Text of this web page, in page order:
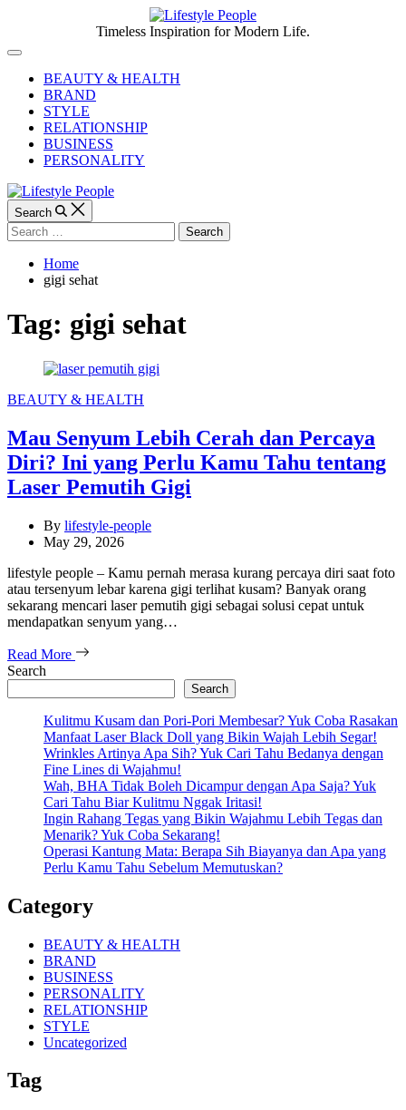
content
People
Timeless Inspiration for Modern Life.
Off
CanvasBEAUTY & HEALTH
BRAND
STYLE
RELATIONSHIP
BUSINESS
PERSONALITY
Search
Search
for:
Home
gigi sehat
Tag: gigi sehat
Categories
BEAUTY & HEALTH
Mau Senyum Lebih Cerah dan Percaya
Diri? Ini yang Perlu Kamu Tahu tentang
Laser Pemutih Gigi
By lifestyle-people
May 29, 2026
lifestyle people – Kamu pernah merasa kurang percaya diri saat foto
atau tersenyum lebar karena gigi terlihat kusam? Banyak orang
sekarang mencari laser pemutih gigi sebagai solusi cepat untuk
mendapatkan senyum yang…
Read More
Search
Search
Kulitmu Kusam dan Pori-Pori Membesar? Yuk Coba Rasakan
Manfaat Laser Black Doll yang Bikin Wajah Lebih Segar!
Wrinkles Artinya Apa Sih? Yuk Cari Tahu Bedanya dengan
Fine Lines di Wajahmu!
Wah, BHA Tidak Boleh Dicampur dengan Apa Saja? Yuk
Cari Tahu Biar Kulitmu Nggak Iritasi!
Ingin Rahang Tegas yang Bikin Wajahmu Lebih Tegas dan
Menarik? Yuk Coba Sekarang!
Operasi Kantung Mata: Berapa Sih Biayanya dan Apa yang
Perlu Kamu Tahu Sebelum Memutuskan?
Category
BEAUTY & HEALTH
BRAND
BUSINESS
PERSONALITY
RELATIONSHIP
STYLE
Uncategorized
Tag